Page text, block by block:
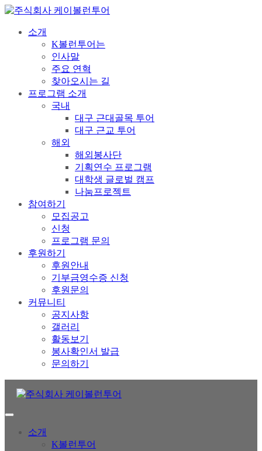
소개
K볼런투어는
인사말
주요 연혁
찾아오시는 길
프로그램 소개
국내
대구 근대골목 투어
대구 근교 투어
해외
해외봉사단
기획연수 프로그램
대학생 글로벌 캠프
나눔프로젝트
참여하기
모집공고
신청
프로그램 문의
후원하기
후원안내
기부금영수증 신청
후원문의
커뮤니티
공지사항
갤러리
활동보기
봉사확인서 발급
문의하기
소개
K볼런투어